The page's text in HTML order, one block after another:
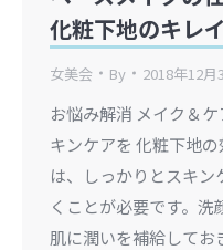
化粧下地のキレ
女美会 By 2018年12月
お悩み解消 メイク＆
キンケアを 化粧下地
は、しっかりとスキン
くことが必要です。
肌に潤いを補給して